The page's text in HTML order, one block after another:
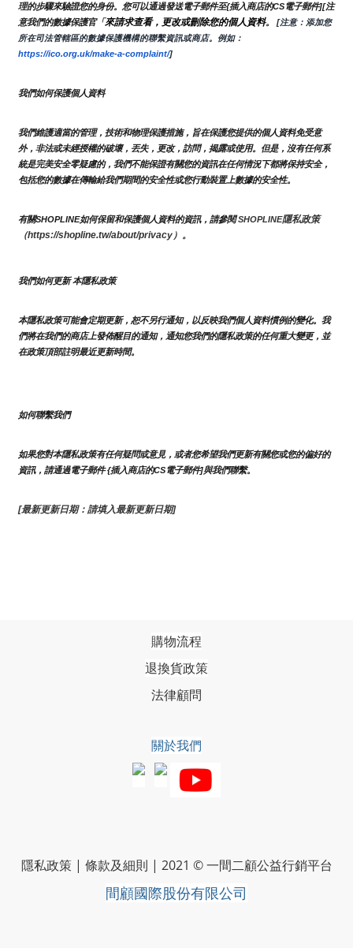
理的步驟來驗證您的身份。您可以通過發送電子郵件至{插入商店的CS電子郵件][注
意我們的數據保護官「來請求查看，更改或刪除您的個人資料。
[注意：添加您
所在司法管轄區的數據保護機構的聯繫資訊或商店。例如：
https://ico.org.uk/make-a-complaint/]
我們如何保護個人資料
我們維護適當的管理，技術和物理保護措施，旨在保護您提供的個人資料免受意
外，非法或未經授權的破壞，丟失，更改，訪問，揭露或使用。但是，沒有任何系
統是完美安全零疑慮的，我們不能保證有關您的資訊在任何情況下都將保持安全，
包括您的數據在傳輸給我們期間的安全性或您行動裝置上數據的安全性。
有關SHOPLINE如何保留和保護個人資料的資訊，請參閱 SHOPLINE隱私政策
（https://shopline.tw/about/privacy）。
我們如何更新 本隱私政策
本隱私政策可能會定期更新，恕不另行通知，以反映我們個人資料慣例的變化。我
們將在我們的商店上發佈醒目的通知，通知您我們的隱私政策的任何重大變更，並
在政策頂部註明最近更新時間。
如何聯繫我們
如果您對本隱私政策有任何疑問或意見，或者您希望我們更新有關您或您的偏好的
資訊，請通過電子郵件 {插入商店的CS電子郵件]與我們聯繫。
[最新更新日期：請填入最新更新日期]
購物流程
退換貨政策
法律顧問
關於我們
隱私政策| 條款及細則 | 2021 © 一間二顧公益行銷平台
間顧國際股份有限公司